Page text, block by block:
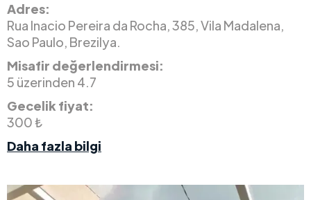
Adres:
Rua Inacio Pereira da Rocha, 385, Vila Madalena,
Sao Paulo, Brezilya.
Misafir değerlendirmesi:
5 üzerinden 4.7
Gecelik fiyat:
300 ₺
Daha fazla bilgi